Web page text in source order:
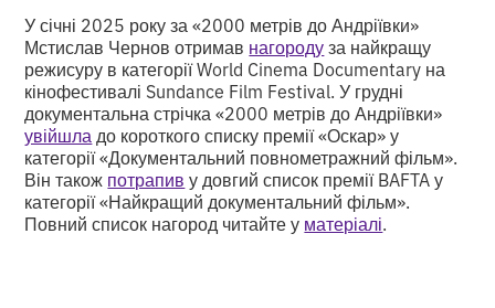
У січні 2025 року за «2000 метрів до Андріївки»
Мстислав Чернов отримав нагородуза найкращу
режисуру в категорії World Cinema Documentary на
кінофестивалі Sundance Film Festival. У грудні
документальна стрічка «2000 метрів до Андріївки»
увійшла до короткого списку премії «Оскар» у
категорії «Документальний повнометражний фільм».
Він також потрапив у довгий список премії BAFTA у
категорії «Найкращий документальний фільм».
Повний список нагород читайте у матеріалі.